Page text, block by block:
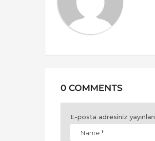
n
0 COMMENTS
E-posta adresiniz